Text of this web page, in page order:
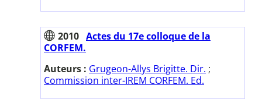
2010 Actes du 17e colloque de la
CORFEM.
Auteurs : Grugeon-Allys Brigitte. Dir. ;
Commission inter-IREM CORFEM. Ed.